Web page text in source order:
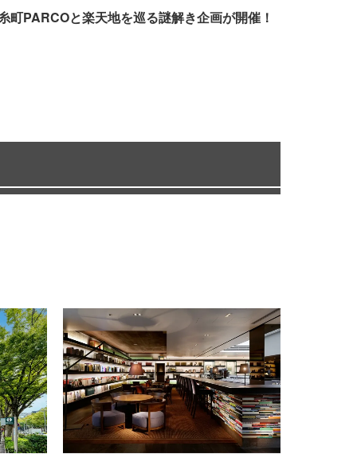
町PARCOと楽天地を巡る謎解き企画が開催！